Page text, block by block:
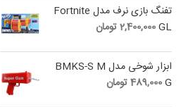
was:
75,000 تومان.
is:
58,100 تومان.
تفنگ بازی نرف مدل Fortnite
GL
2,400,000تومان
ابزار شوخی مدل BMKS-S M
G
489,000تومان